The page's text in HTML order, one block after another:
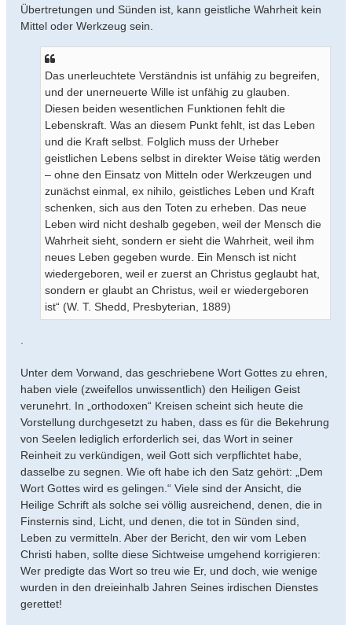
Übertretungen und Sünden ist, kann geistliche Wahrheit kein
Mittel oder Werkzeug sein.
Das unerleuchtete Verständnis ist unfähig zu begreifen,
und der unerneuerte Wille ist unfähig zu glauben.
Diesen beiden wesentlichen Funktionen fehlt die
Lebenskraft. Was an diesem Punkt fehlt, ist das Leben
und die Kraft selbst. Folglich muss der Urheber
geistlichen Lebens selbst in direkter Weise tätig werden
– ohne den Einsatz von Mitteln oder Werkzeugen und
zunächst einmal, ex nihilo, geistliches Leben und Kraft
schenken, sich aus den Toten zu erheben. Das neue
Leben wird nicht deshalb gegeben, weil der Mensch die
Wahrheit sieht, sondern er sieht die Wahrheit, weil ihm
neues Leben gegeben wurde. Ein Mensch ist nicht
wiedergeboren, weil er zuerst an Christus geglaubt hat,
sondern er glaubt an Christus, weil er wiedergeboren
ist“ (W. T. Shedd, Presbyterian, 1889)
Unter dem Vorwand, das geschriebene Wort Gottes zu ehren,
haben viele (zweifellos unwissentlich) den Heiligen Geist
verunehrt. In „orthodoxen“ Kreisen scheint sich heute die
Vorstellung durchgesetzt zu haben, dass es für die Bekehrung
von Seelen lediglich erforderlich sei, das Wort in seiner
Reinheit zu verkündigen, weil Gott sich verpflichtet habe,
dasselbe zu segnen. Wie oft habe ich den Satz gehört: „Dem
Wort Gottes wird es gelingen.“ Viele sind der Ansicht, die
Heilige Schrift als solche sei völlig ausreichend, denen, die in
Finsternis sind, Licht, und denen, die tot in Sünden sind,
Leben zu vermitteln. Aber der Bericht, den wir vom Leben
Christi haben, sollte diese Sichtweise umgehend korrigieren:
Wer predigte das Wort so treu wie Er, und doch, wie wenige
wurden in den dreieinhalb Jahren Seines irdischen Dienstes
gerettet!